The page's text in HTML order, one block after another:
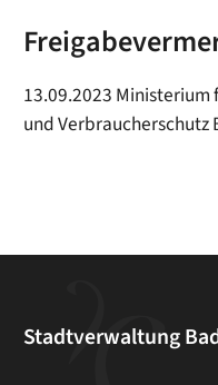
13.09.2023 Ministerium
und
Stadtverwaltung